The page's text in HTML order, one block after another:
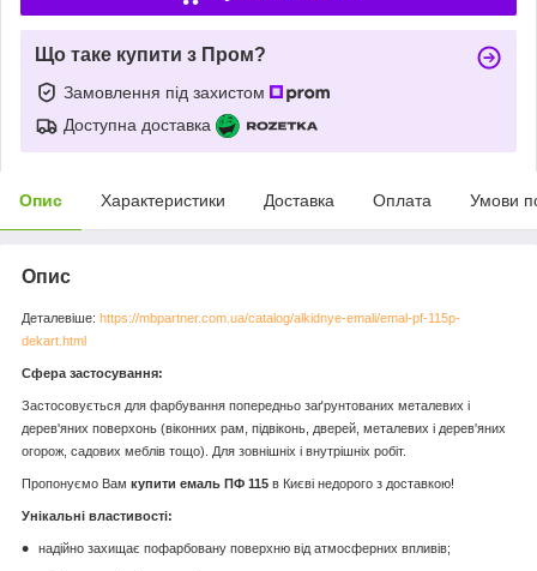
Що таке купити з Пром?
Замовлення під захистом
Доступна доставка
Опис Характеристики Доставка Оплата Умови
Опис
Деталевіше: https://mbpartner.com.ua/catalog/alkidnye-emali/emal-pf-115p-
dekart.html
Сфера застосування:
Застосовується для фарбування попередньо заґрунтованих металевих і
дерев'яних поверхонь (віконних рам, підвіконь, дверей, металевих і дерев'яних
огорож, садових меблів тощо). Для зовнішніх і внутрішніх робіт.
Пропонуємо Вам купити емаль ПФ 115 в Києві недорого з доставкою!
Унікальні властивості:
надійно захищає пофарбовану поверхню від атмосферних впливів;